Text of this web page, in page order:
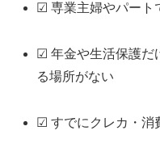
☑ 専業主婦やパート
☑ 年金や生活保護だ
る場所がない
☑ すでにクレカ・消